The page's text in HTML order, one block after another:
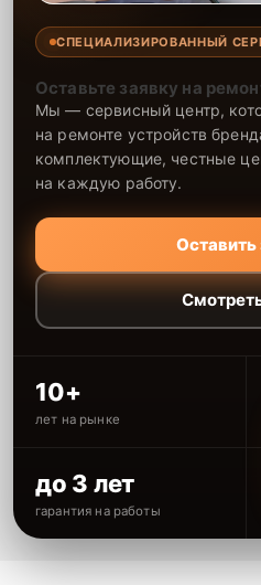
СПЕЦИАЛИЗИРОВАННЫЙ
Оставьте заявку на
Мы — сервисный центр,
на ремонте устройств
комплектующие, честные
на каждую работу.
Оставить
10+
лет на рынке
до 3 лет
гарантия на работы